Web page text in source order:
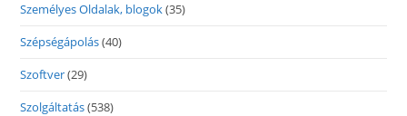
Személyes Oldalak, blogok(35)
Szépségápolás(40)
Szoftver(29)
Szolgáltatás(538)